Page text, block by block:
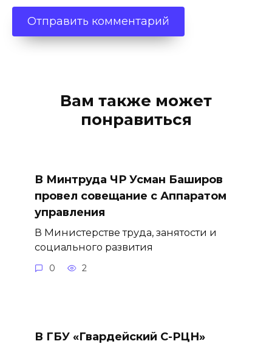
Вам также может
понравиться
В Минтруда ЧР Усман Баширов
провел совещание с Аппаратом
управления
В Министерстве труда, занятости и
социального развития
0 2
В ГБУ «Гвардейский С-РЦН»